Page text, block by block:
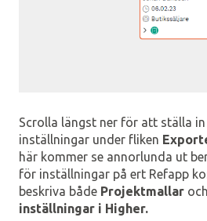
Scrolla längst ner för att ställa
inställningar under fliken
här kommer se annorlunda ut
för inställningar på ert Refapp
beskriva både Projektmallar och
inställningar i Higher.